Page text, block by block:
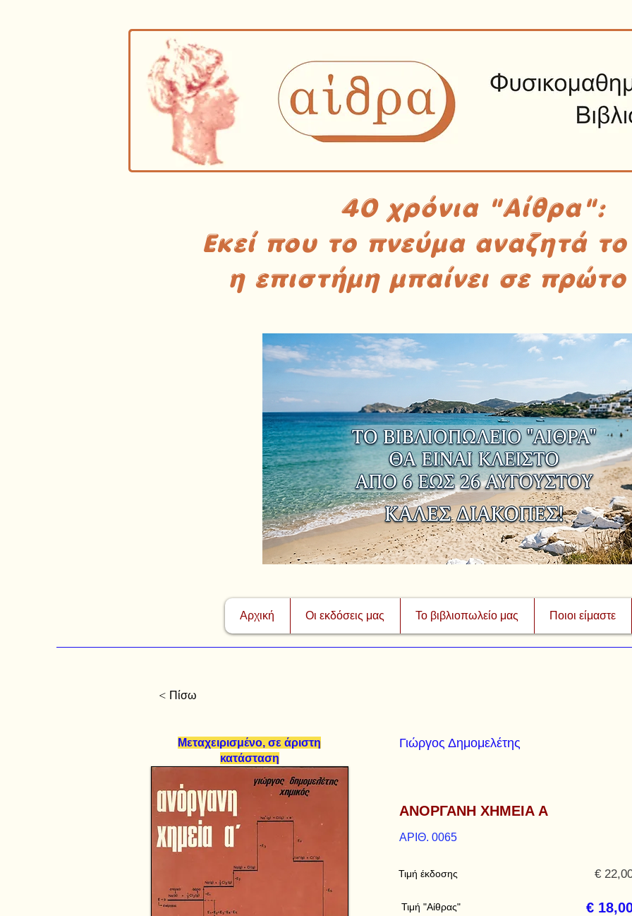
40 χρόνια "Αίθρα":
Εκεί που το πνεύμα αναζητά
η επιστήμη μπαίνει σε
Αρχική Οι εκδόσεις μας Το βιβλιοπωλείο μας Ποιοι είμαστε
< Πίσω
Μεταχειρισμένο, σε άριστη
κατάσταση
Γιώργος Δημομελέτης
ΑΝΟΡΓΑΝΗ ΧΗΜΕΙΑ Α
ΑΡΙΘ. 0065
Τιμή έκδοσης €
€
Τιμή "Αίθρας"